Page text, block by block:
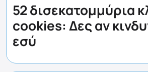
52 δισεκατομμύρια
cookies: Δες αν
εσύ